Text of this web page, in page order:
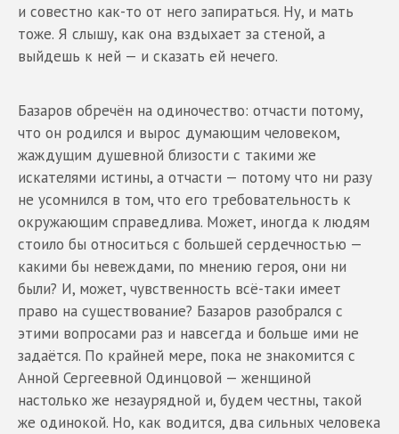
и совестно как-то от него запираться. Ну, и мать
тоже. Я слышу, как она вздыхает за стеной, а
выйдешь к ней — и сказать ей нечего.
Базаров обречён на одиночество: отчасти потому,
что он родился и вырос думающим человеком,
жаждущим душевной близости с такими же
искателями истины, а отчасти — потому что ни разу
не усомнился в том, что его требовательность к
окружающим справедлива. Может, иногда к людям
стоило бы относиться с большей сердечностью —
какими бы невеждами, по мнению героя, они ни
были? И, может, чувственность всё-таки имеет
право на существование? Базаров разобрался с
этими вопросами раз и навсегда и больше ими не
задаётся. По крайней мере, пока не знакомится с
Анной Сергеевной Одинцовой — женщиной
настолько же незаурядной и, будем честны, такой
же одинокой. Но, как водится, два сильных человека